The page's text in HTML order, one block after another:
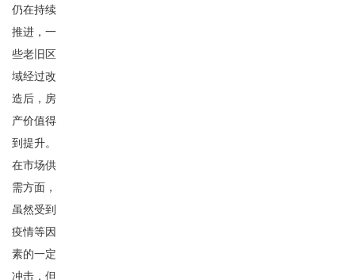
仍在持续
推进，一
些老旧区
域经过改
造后，房
产价值得
到提升。
在市场供
需方面，
虽然受到
疫情等因
素的一定
冲击，但